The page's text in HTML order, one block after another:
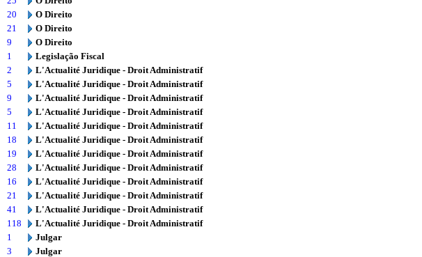
20
O Direito
21
O Direito
9
O Direito
1
Legislação Fiscal
2
L'Actualité Juridique - Droit Administratif
5
L'Actualité Juridique - Droit Administratif
9
L'Actualité Juridique - Droit Administratif
5
L'Actualité Juridique - Droit Administratif
11
L'Actualité Juridique - Droit Administratif
18
L'Actualité Juridique - Droit Administratif
19
L'Actualité Juridique - Droit Administratif
28
L'Actualité Juridique - Droit Administratif
16
L'Actualité Juridique - Droit Administratif
21
L'Actualité Juridique - Droit Administratif
41
L'Actualité Juridique - Droit Administratif
118
L'Actualité Juridique - Droit Administratif
1
Julgar
3
Julgar